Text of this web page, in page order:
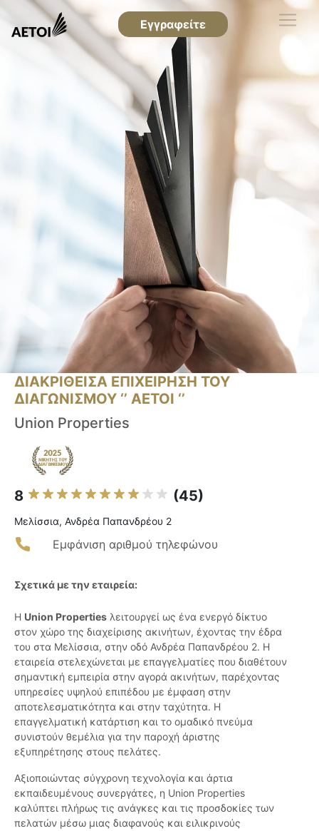
Εγγραφείτε
ΔΙΑΚΡΙΘΕΙΣΑ ΕΠΙΧΕΙΡΗΣΗ ΤΟΥ
ΔΙΑΓΩΝΙΣΜΟΥ ‘’ ΑΕΤΟΙ ‘’
Union Properties
8 (45)
Μελίσσια, Ανδρέα Παπανδρέου 2
Εμφάνιση αριθμού τηλεφώνου
Σχετικά με την εταιρεία:
Η Union Properties λειτουργεί ως ένα ενεργό δίκτυο
στον χώρο της διαχείρισης ακινήτων, έχοντας την έδρα
του στα Μελίσσια, στην οδό Ανδρέα Παπανδρέου 2. Η
εταιρεία στελεχώνεται με επαγγελματίες που διαθέτουν
σημαντική εμπειρία στην αγορά ακινήτων, παρέχοντας
υπηρεσίες υψηλού επιπέδου με έμφαση στην
αποτελεσματικότητα και στην ταχύτητα. Η
επαγγελματική κατάρτιση και το ομαδικό πνεύμα
συνιστούν θεμέλια για την παροχή άριστης
εξυπηρέτησης στους πελάτες.
Αξιοποιώντας σύγχρονη τεχνολογία και άρτια
εκπαιδευμένους συνεργάτες, η Union Properties
καλύπτει πλήρως τις ανάγκες και τις προσδοκίες των
πελατών μέσω μιας διαφανούς και ειλικρινούς